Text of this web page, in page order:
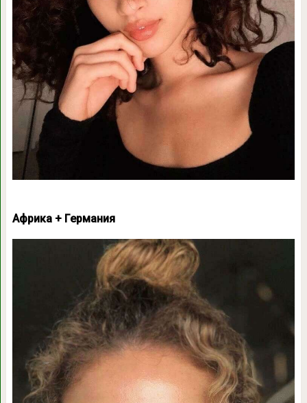
Африка + Германия